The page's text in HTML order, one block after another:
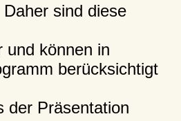
sind diese
und können in
berücksichtigt
der Präsentation